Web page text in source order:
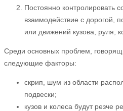
Постоянно контролировать
взаимодействие с дорогой,
или движений кузова, руля,
Среди основных проблем,
следующие факторы:
скрип, шум из области
подвески;
кузов и колеса будут резче